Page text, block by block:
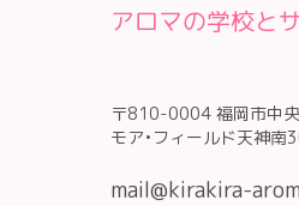
アロマの学校と
〒810-0004 福岡市中
モア•フィールド天神南
mail@kirakira-